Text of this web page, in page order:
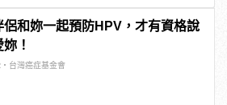
侶和妳一起預防HPV，才有資格說
妳！
・台灣癌症基金會